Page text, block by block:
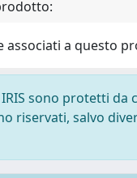
associati a questo
sono protetti da
riservati, salvo